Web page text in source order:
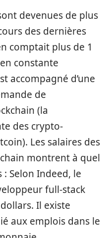
devenues de plus
des dernières
comptait plus de 1
constante
accompagné d’une
de
(la
des crypto-
Les salaires des
montrent à quel
Selon Indeed, le
full-stack
Il existe
aux emplois dans le